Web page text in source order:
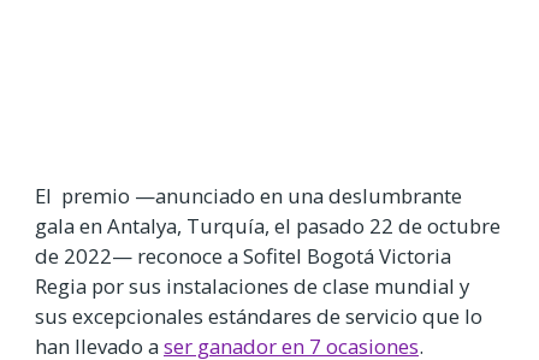
El premio —anunciado en una deslumbrante
gala en Antalya, Turquía, el pasado 22 de octubre
de 2022— reconoce a Sofitel Bogotá Victoria
Regia por sus instalaciones de clase mundial y
sus excepcionales estándares de servicio que lo
han llevado aser ganador en 7 ocasiones.